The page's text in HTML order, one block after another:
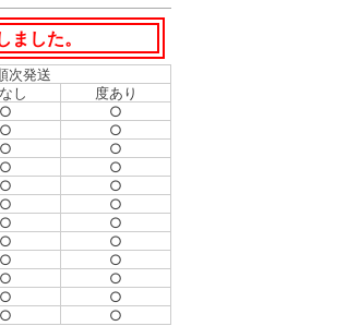
した。
発送
し 度あり
○ ○
○ ○
○ ○
○ ○
○ ○
○ ○
○ ○
○ ○
○ ○
○ ○
○ ○
○
○